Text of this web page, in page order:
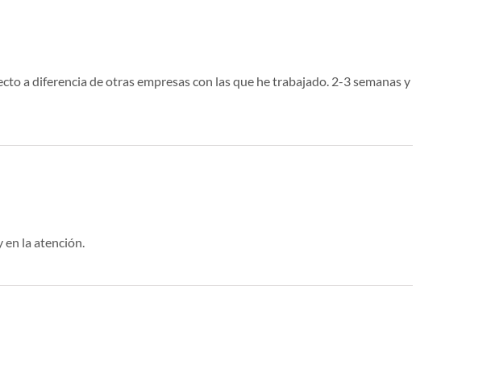
a diferencia de otras empresas con las que he trabajado. 2-3 semanas y
en la atención.